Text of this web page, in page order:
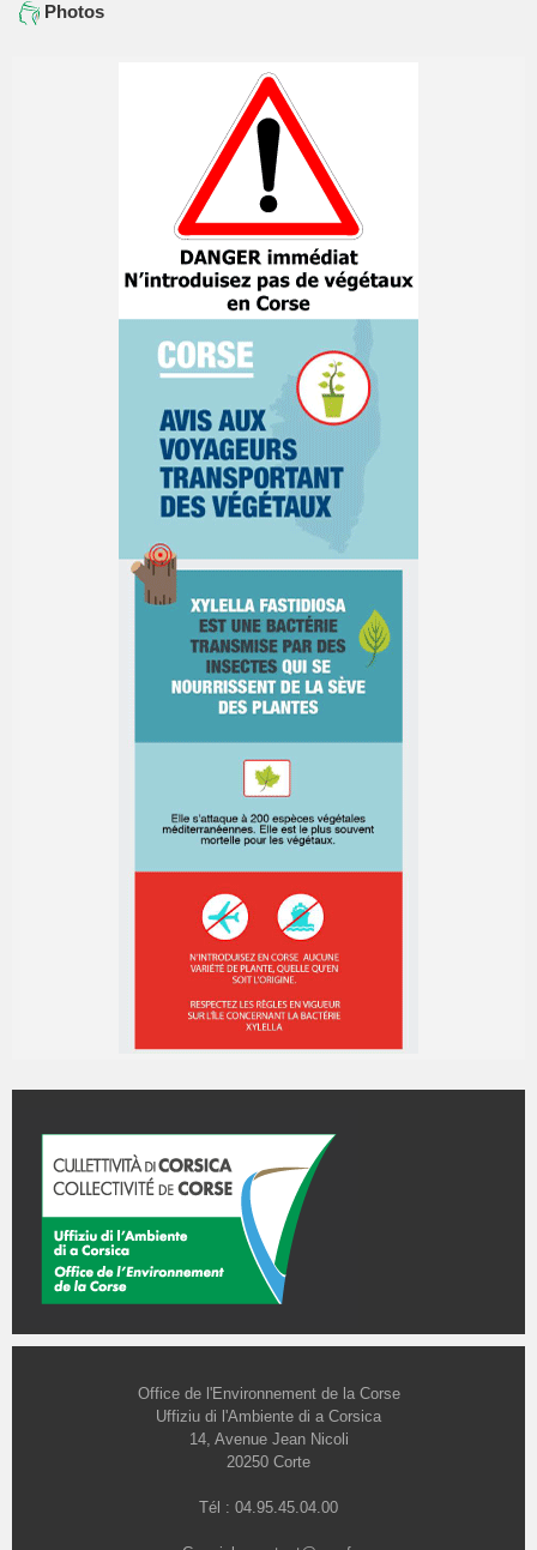
Photos
Office de l'Environnement de la Corse
Uffiziu di l'Ambiente di a Corsica
14, Avenue Jean Nicoli
20250 Corte
Tél : 04.95.45.04.00